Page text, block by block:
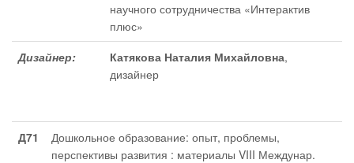
научного сотрудничества «Интерактив
плюс»
Дизайнер:
Катякова Наталия Михайловна,
дизайнер
Д71
Дошкольное образование: опыт, проблемы,
перспективы развития : материалы VIII Междунар.